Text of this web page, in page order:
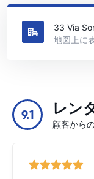
サン・モリッツの主
33 Via
地図上に
9.1 レン
顧客から